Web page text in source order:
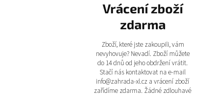
Vrácení zboží
zdarma
Zboží, které jste zakoupili, vám
nevyhovuje? Nevadí. Zboží můžete
do 14 dnů od jeho obdržení vrátit.
Stačí nás kontaktovat na e-mail
info@zahrada-xl.cz a vrácení zboží
zařídíme zdarma. Žádné zdlouhavé